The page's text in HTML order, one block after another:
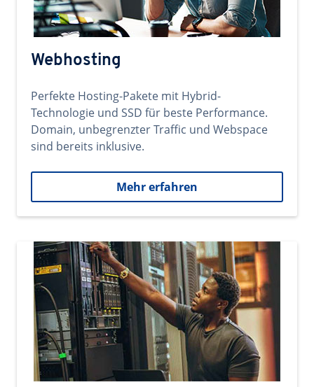
Webhosting
Perfekte Hosting-Pakete mit Hybrid-
Technologie und SSD für beste Performance.
Domain, unbegrenzter Traffic und Webspace
sind bereits inklusive.
Mehr erfahren